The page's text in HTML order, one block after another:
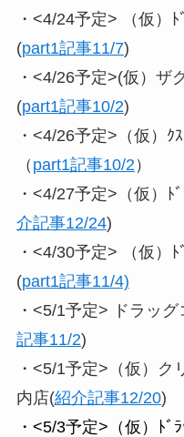
・<4/24予定> （仮）
(part1記事11/7)
・<4/26予定>(仮）ザ
(part1記事10/2)
・<4/26予定>（仮）ｸ
（ part1記事10/2 ）
・<4/27予定>（仮）ﾄ
介記事12/24)
・<4/30予定> （仮）
(part1記事11/4)
・<5/1予定> ドラッ
記事11/2)
・<5/1予定>（仮）ク
内店(紹介記事12/20)
・<5/3予定>（仮）ﾄﾞ